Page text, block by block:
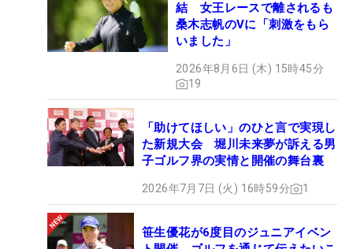
結 女王レースで離されるも
桑木志帆のVに「刺激をもら
いました」
2026年8月6日 (木) 15時45分
19
「助けてほしい」のひと言で実現し
た新規大会 堀川未来夢が訴える男
子ゴルフ界の実情と開催の舞台裏
2026年7月7日 (火) 16時59分 1
笹生優花が6度目のジュニアイベン